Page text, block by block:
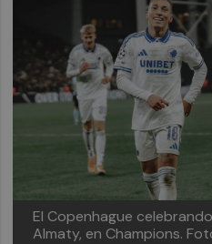
El Copenhague
Almaty, en Champions.